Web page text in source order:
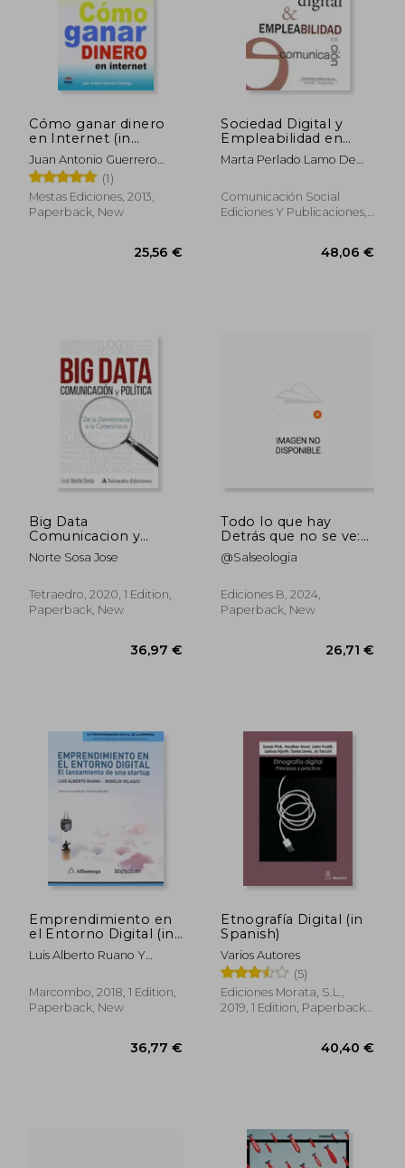
35,12 €
Cómo ganar dinero
en Internet (in
Spanish)
Juan Antonio Guerrero
Cañongo
(1)
Mestas Ediciones, 2013,
Paperback, New
Sociedad Digital y
Empleabilidad en
Comunicación: 81
(Periodística) (in
Marta Perlado Lamo De
Grijalba De La Calle;
Hip&Oacute;Lito Vivar
Zurita
Comunicación Social
Ediciones Y Publicaciones,
Big Data
Comunicacion y
Politica (in Spanish)
Norte Sosa Jose
Tetraedro, 2020, 1 Edition,
Paperback, New
36,97 €
Todo lo que hay
Detrás que no se ve:
Un Ensayo Casi Serio
de lo que Ocultan las
Spanish)
@Salseologia
Ediciones B, 2024,
Paperback, New
Emprendimiento en
el Entorno Digital (in
Spanish)
Luis Alberto Ruano Y
Marcombo, 2018, 1 Edition,
Paperback, New
Etnografía Digital (in
Spanish)
Varios Autores
(5)
Ediciones Morata, S.L.,
2019, 1 Edition, Paperback,